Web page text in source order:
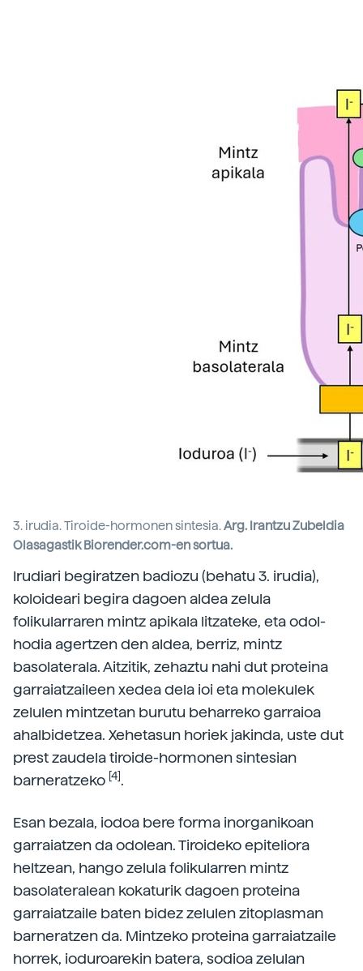
3. irudia. Tiroide-hormonen sintesia.Arg. Irantzu Zubeldia
Olasagastik Biorender.com-en sortua.
Irudiari begiratzen badiozu (behatu 3. irudia),
koloideari begira dagoen aldea zelula
folikularraren mintz apikala litzateke, eta odol-
hodia agertzen den aldea, berriz, mintz
basolaterala. Aitzitik, zehaztu nahi dut proteina
garraiatzaileen xedea dela ioi eta molekulek
zelulen mintzetan burutu beharreko garraioa
ahalbidetzea. Xehetasun horiek jakinda, uste dut
prest zaudela tiroide-hormonen sintesian
barneratzeko [4].
Esan bezala, iodoa bere forma inorganikoan
garraiatzen da odolean. Tiroideko epiteliora
heltzean, hango zelula folikularren mintz
basolateralean kokaturik dagoen proteina
garraiatzaile baten bidez zelulen zitoplasman
barneratzen da. Mintzeko proteina garraiatzaile
horrek, ioduroarekin batera, sodioa zelulan